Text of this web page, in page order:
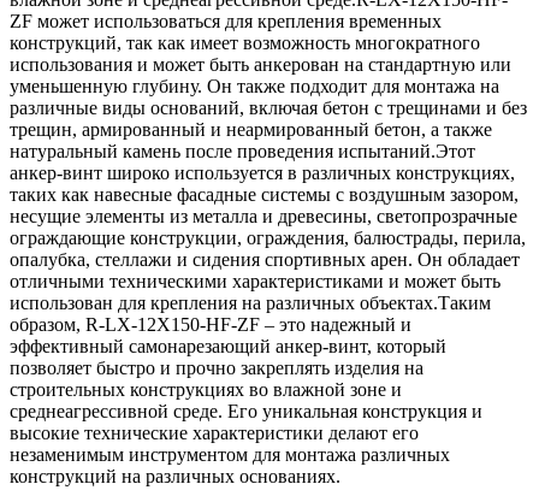
ZF может использоваться для крепления временных
конструкций, так как имеет возможность многократного
использования и может быть анкерован на стандартную или
уменьшенную глубину. Он также подходит для монтажа на
различные виды оснований, включая бетон с трещинами и без
трещин, армированный и неармированный бетон, а также
натуральный камень после проведения испытаний.Этот
анкер-винт широко используется в различных конструкциях,
таких как навесные фасадные системы с воздушным зазором,
несущие элементы из металла и древесины, светопрозрачные
ограждающие конструкции, ограждения, балюстрады, перила,
опалубка, стеллажи и сидения спортивных арен. Он обладает
отличными техническими характеристиками и может быть
использован для крепления на различных объектах.Таким
образом, R-LX-12X150-HF-ZF – это надежный и
эффективный самонарезающий анкер-винт, который
позволяет быстро и прочно закреплять изделия на
строительных конструкциях во влажной зоне и
среднеагрессивной среде. Его уникальная конструкция и
высокие технические характеристики делают его
незаменимым инструментом для монтажа различных
конструкций на различных основаниях.